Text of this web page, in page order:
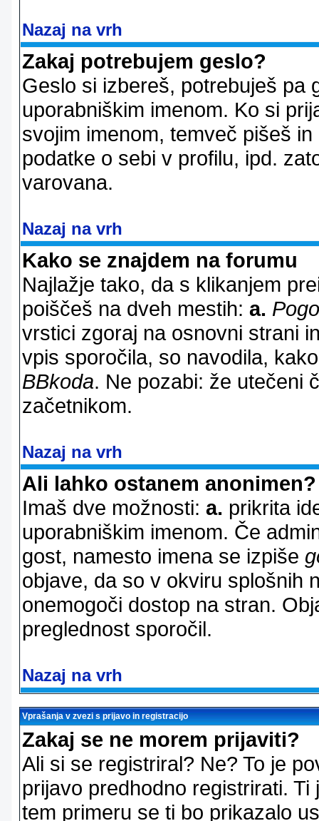
Nazaj na vrh
Zakaj potrebujem geslo?
Geslo si izbereš, potrebuješ pa
uporabniškim imenom. Ko si
svojim imenom, temveč pišeš
podatke o sebi v profilu, ipd.
varovana.
Nazaj na vrh
Kako se znajdem na forumu
Najlažje tako, da s klikanjem
poiščeš na dveh mestih: a.
vrstici zgoraj na osnovni strani
vpis sporočila, so navodila,
BBkoda. Ne pozabi: že utečeni
začetnikom.
Nazaj na vrh
Ali lahko ostanem anonimen?
Imaš dve možnosti: a. prikrita
uporabniškim imenom. Če
gost, namesto imena se izpiše
objave, da so v okviru splošnih
onemogoči dostop na stran.
preglednost sporočil.
Nazaj na vrh
Vprašanja v zvezi s prijavo in registracijo
Zakaj se ne morem prijaviti?
Ali si se registriral? Ne? To je
prijavo predhodno registrirati.
tem primeru se ti bo prikazalo